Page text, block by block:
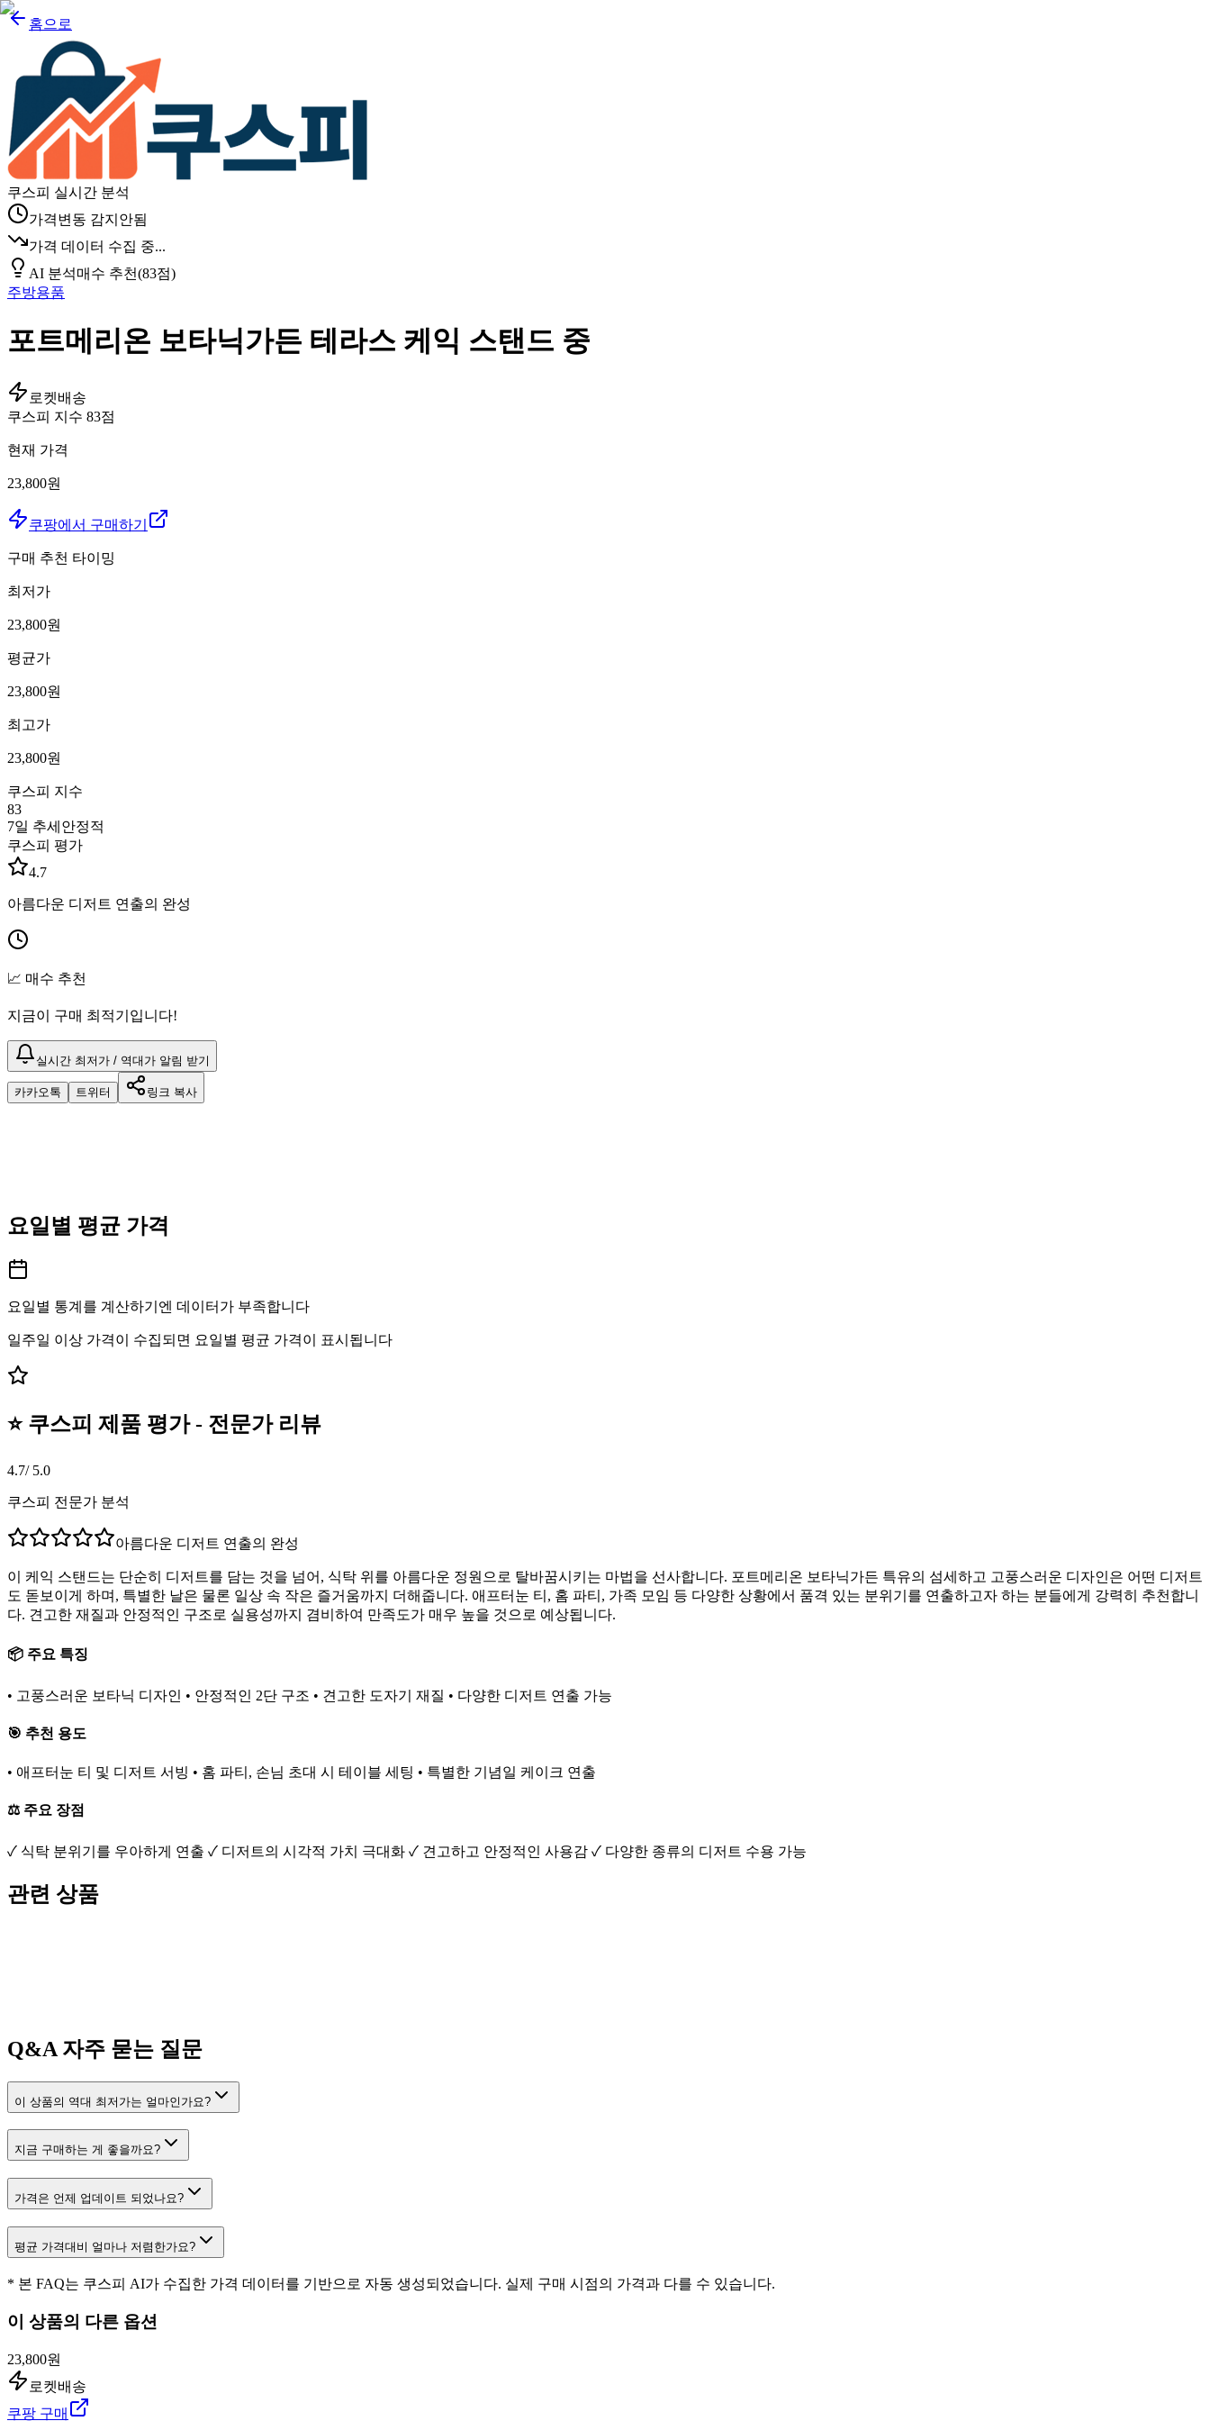
홈으로
쿠스피 실시간 분석
가격변동 감지안됨
가격 데이터 수집 중...
AI 분석매수 추천(83점)
주방용품
포트메리온 보타닉가든 테라스 케익 스탠드 중
로켓배송
쿠스피 지수 83점
현재 가격
23,800원
쿠팡에서 구매하기
구매 추천 타이밍
최저가
23,800원
평균가
23,800원
최고가
23,800원
쿠스피 지수
83
7일 추세 안정적
쿠스피 평가
4.7
아름다운 디저트 연출의 완성
📈 매수 추천
지금이 구매 최적기입니다!
실시간 최저가 / 역대가 알림 받기
카카오톡 트위터 링크 복사
요일별 평균 가격
요일별 통계를 계산하기엔 데이터가 부족합니다
일주일 이상 가격이 수집되면 요일별 평균 가격이 표시됩니다
⭐ 쿠스피 제품 평가 - 전문가 리뷰
4.7/ 5.0
쿠스피 전문가 분석
아름다운 디저트 연출의 완성
이 케익 스탠드는 단순히 디저트를 담는 것을 넘어, 식탁 위를 아름다운 정원으로 탈바꿈시키는 마법을 선사합니다. 포트메리온 보타닉가든 특유의 섬세하고 고풍스러운 디자인은 어떤 디저트
도 돋보이게 하며, 특별한 날은 물론 일상 속 작은 즐거움까지 더해줍니다. 애프터눈 티, 홈 파티, 가족 모임 등 다양한 상황에서 품격 있는 분위기를 연출하고자 하는 분들에게 강력히 추천합니
다. 견고한 재질과 안정적인 구조로 실용성까지 겸비하여 만족도가 매우 높을 것으로 예상됩니다.
📦 주요 특징
• 고풍스러운 보타닉 디자인 • 안정적인 2단 구조 • 견고한 도자기 재질 • 다양한 디저트 연출 가능
🎯 추천 용도
• 애프터눈 티 및 디저트 서빙 • 홈 파티, 손님 초대 시 테이블 세팅 • 특별한 기념일 케이크 연출
⚖️ 주요 장점
✓ 식탁 분위기를 우아하게 연출 ✓ 디저트의 시각적 가치 극대화 ✓ 견고하고 안정적인 사용감 ✓ 다양한 종류의 디저트 수용 가능
관련 상품
Q&A 자주 묻는 질문
이 상품의 역대 최저가는 얼마인가요?
지금 구매하는 게 좋을까요?
가격은 언제 업데이트 되었나요?
평균 가격대비 얼마나 저렴한가요?
* 본 FAQ는 쿠스피 AI가 수집한 가격 데이터를 기반으로 자동 생성되었습니다. 실제 구매 시점의 가격과 다를 수 있습니다.
이 상품의 다른 옵션
23,800원
로켓배송
쿠팡 구매